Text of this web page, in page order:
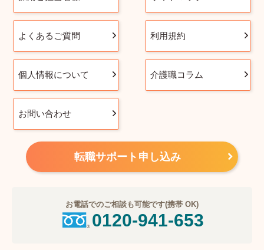
よくあるご質問 利用規約
個人情報について 介護職コラム
お問い合わせ
転職サポート申し込み
お電話でのご相談も可能です(携帯 OK)
0120-941-653